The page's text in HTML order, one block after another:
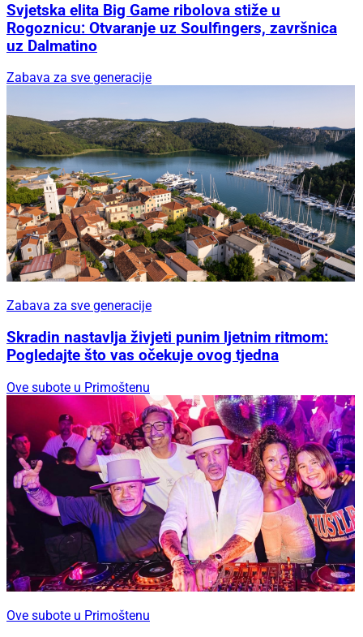
Svjetska elita Big Game ribolova stiže u
Rogoznicu: Otvaranje uz Soulfingers, završnica
uz Dalmatino
Zabava za sve generacije
Zabava za sve generacije
Skradin nastavlja živjeti punim ljetnim ritmom:
Pogledajte što vas očekuje ovog tjedna
Ove subote u Primoštenu
Ove subote u Primoštenu